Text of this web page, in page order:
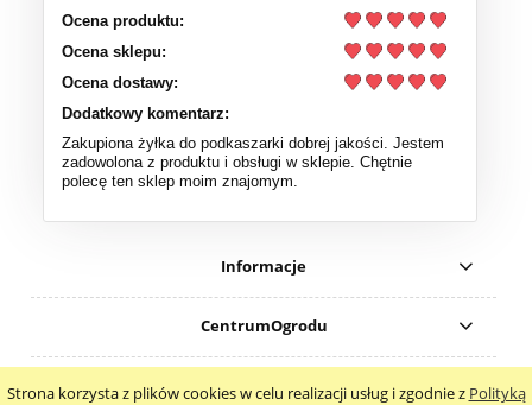
Strona korzysta z plików cookies w celu realizacji usług i zgodnie z Polityką
Ocena produktu:
Ocena sklepu:
Ocena dostawy:
Dodatkowy komentarz:
Zakupiona żyłka do podkaszarki dobrej jakości. Jestem
zadowolona z produktu i obsługi w sklepie. Chętnie
polecę ten sklep moim znajomym.
Informacje
CentrumOgrodu
Autoryzowany Dystrybutor